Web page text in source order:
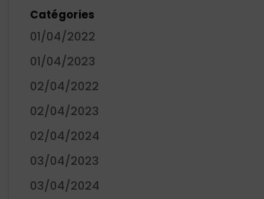
Catégories
01/04/2022
01/04/2023
02/04/2022
02/04/2023
02/04/2024
03/04/2023
03/04/2024